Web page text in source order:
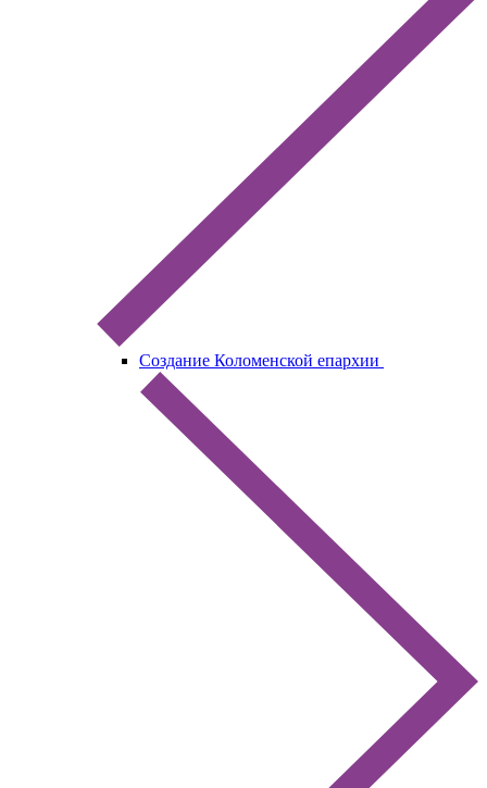
Создание Коломенской епархии